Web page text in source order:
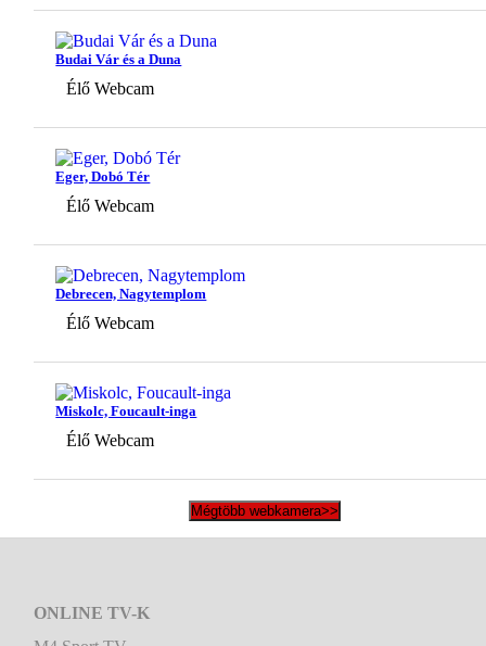
Budai Vár és a Duna
Élő Webcam
Eger, Dobó Tér
Élő Webcam
Debrecen, Nagytemplom
Élő Webcam
Miskolc, Foucault-inga
Élő Webcam
Mégtöbb webkamera>>
ONLINE TV-K